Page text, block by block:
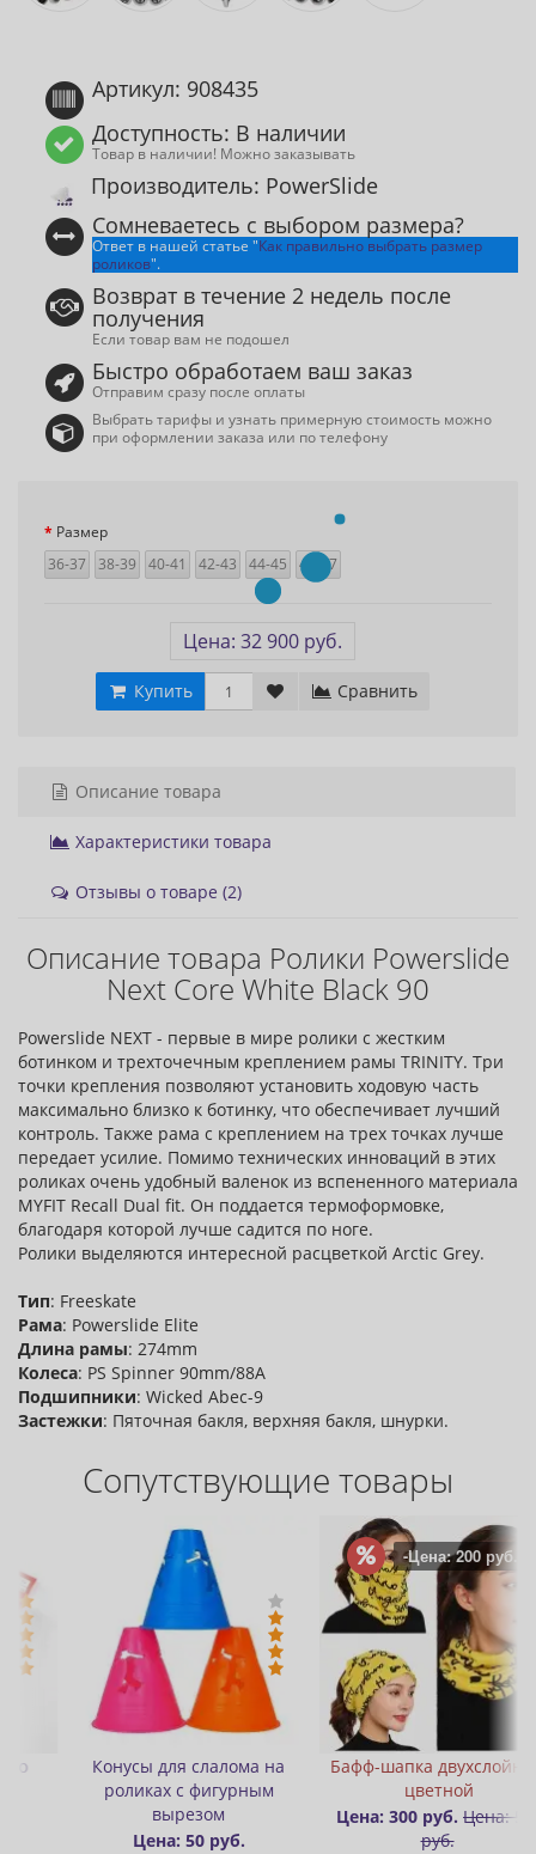
Артикул: 908435
Доступность: В наличии
Товар в наличии! Можно заказывать
Производитель: PowerSlide
Сомневаетесь с выбором размера?
Ответ в нашей статье "Как правильно выбрать размер
роликов".
Возврат в течение 2 недель после
получения
Если товар вам не подошел
Быстро обработаем ваш заказ
Отправим сразу после оплаты
Выбрать тарифы и узнать примерную стоимость можно
при оформлении заказа или по телефону
Размер
36-37 38-39 40-41 42-43 44-45 46-47
Цена: 32 900 руб.
Купить Сравнить
Описание товара
Характеристики товара
Отзывы о товаре (2)
Описание товара Ролики Powerslide
Next Core White Black 90
Powerslide NEXT - первые в мире ролики с жестким
ботинком и трехточечным креплением рамы TRINITY. Три
точки крепления позволяют установить ходовую часть
максимально близко к ботинку, что обеспечивает лучший
контроль. Также рама с креплением на трех точках лучше
передает усилие. Помимо технических инноваций в этих
роликах очень удобный валенок из вспененного материала
MYFIT Recall Dual fit. Он поддается термоформовке,
благодаря которой лучше садится по ноге.
Ролики выделяются интересной расцветкой Arctic Grey.
Тип: Freeskate
Рама: Powerslide Elite
Длина рамы: 274mm
Колеса: PS Spinner 90mm/88A
Подшипники: Wicked Abec-9
Застежки: Пяточная бакля, верхняя бакля, шнурки.
Сопутствующие товары
-Цена: 200 руб.
Бафф-шапка двухслойный
цветной
Цена: 300 руб. Цена: 500
руб.
Значок (пин) металлический
Rollbay
Цена: 300 руб.